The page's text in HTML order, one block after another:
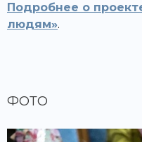
Подробнее о
людям».
ФОТО